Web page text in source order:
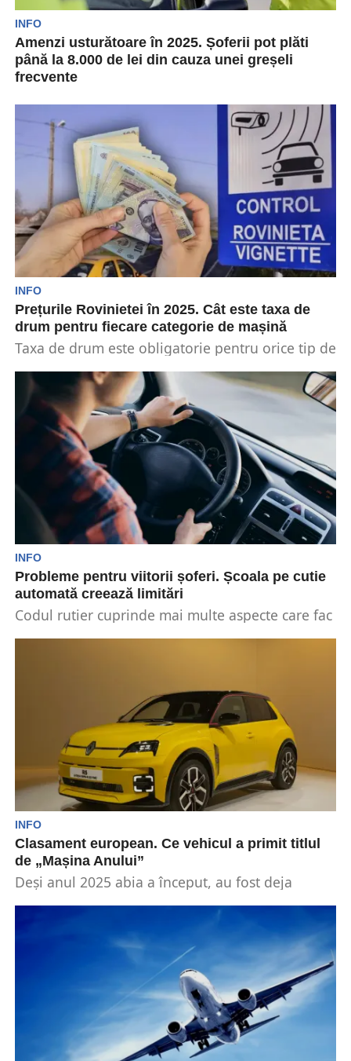
INFO
Amenzi usturătoare în 2025. Șoferii pot plăti
până la 8.000 de lei din cauza unei greșeli
frecvente
victimele unor sancțiuni usturătoare în cazul în
care...
INFO
Prețurile Rovinietei în 2025. Cât este taxa de
drum pentru fiecare categorie de mașină
Taxa de drum este obligatorie pentru orice tip de
INFO
Probleme pentru viitorii șoferi. Școala pe cutie
automată creează limitări
Codul rutier cuprinde mai multe aspecte care fac
INFO
Clasament european. Ce vehicul a primit titlul
de „Mașina Anului”
Deși anul 2025 abia a început, au fost deja